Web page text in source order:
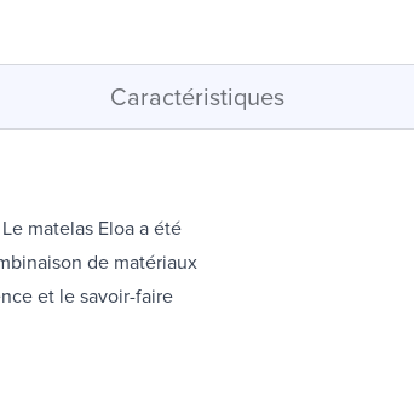
Caractéristiques
matelas Eloa a été
de matériaux
et le savoir-faire